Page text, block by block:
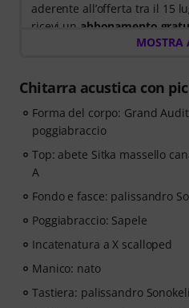
aderente all’offerta tra il 15
ricevi un abbonamento
corso online di music2me
attivazione per e-mail.
termina automaticamente
Music2Me, il tuo portale di
online, che segue un
da maestri di musica
German Education Award
400 videolezioni per chitarra
avanzati, da pop, rock e
altro ancora. Con un
spartiti da stampare e
funzioni di esercizio,
altre funzionalità.
MOSTRA
Chitarra acustica con
Forma del corpo: Grand
poggiabraccio
Top: abete Sitka massello
A
Fondo e fasce: palissandro
Poggiabraccio: Sapele
Incatenatura a X scalloped
Manico: nato
Tastiera: palissandro